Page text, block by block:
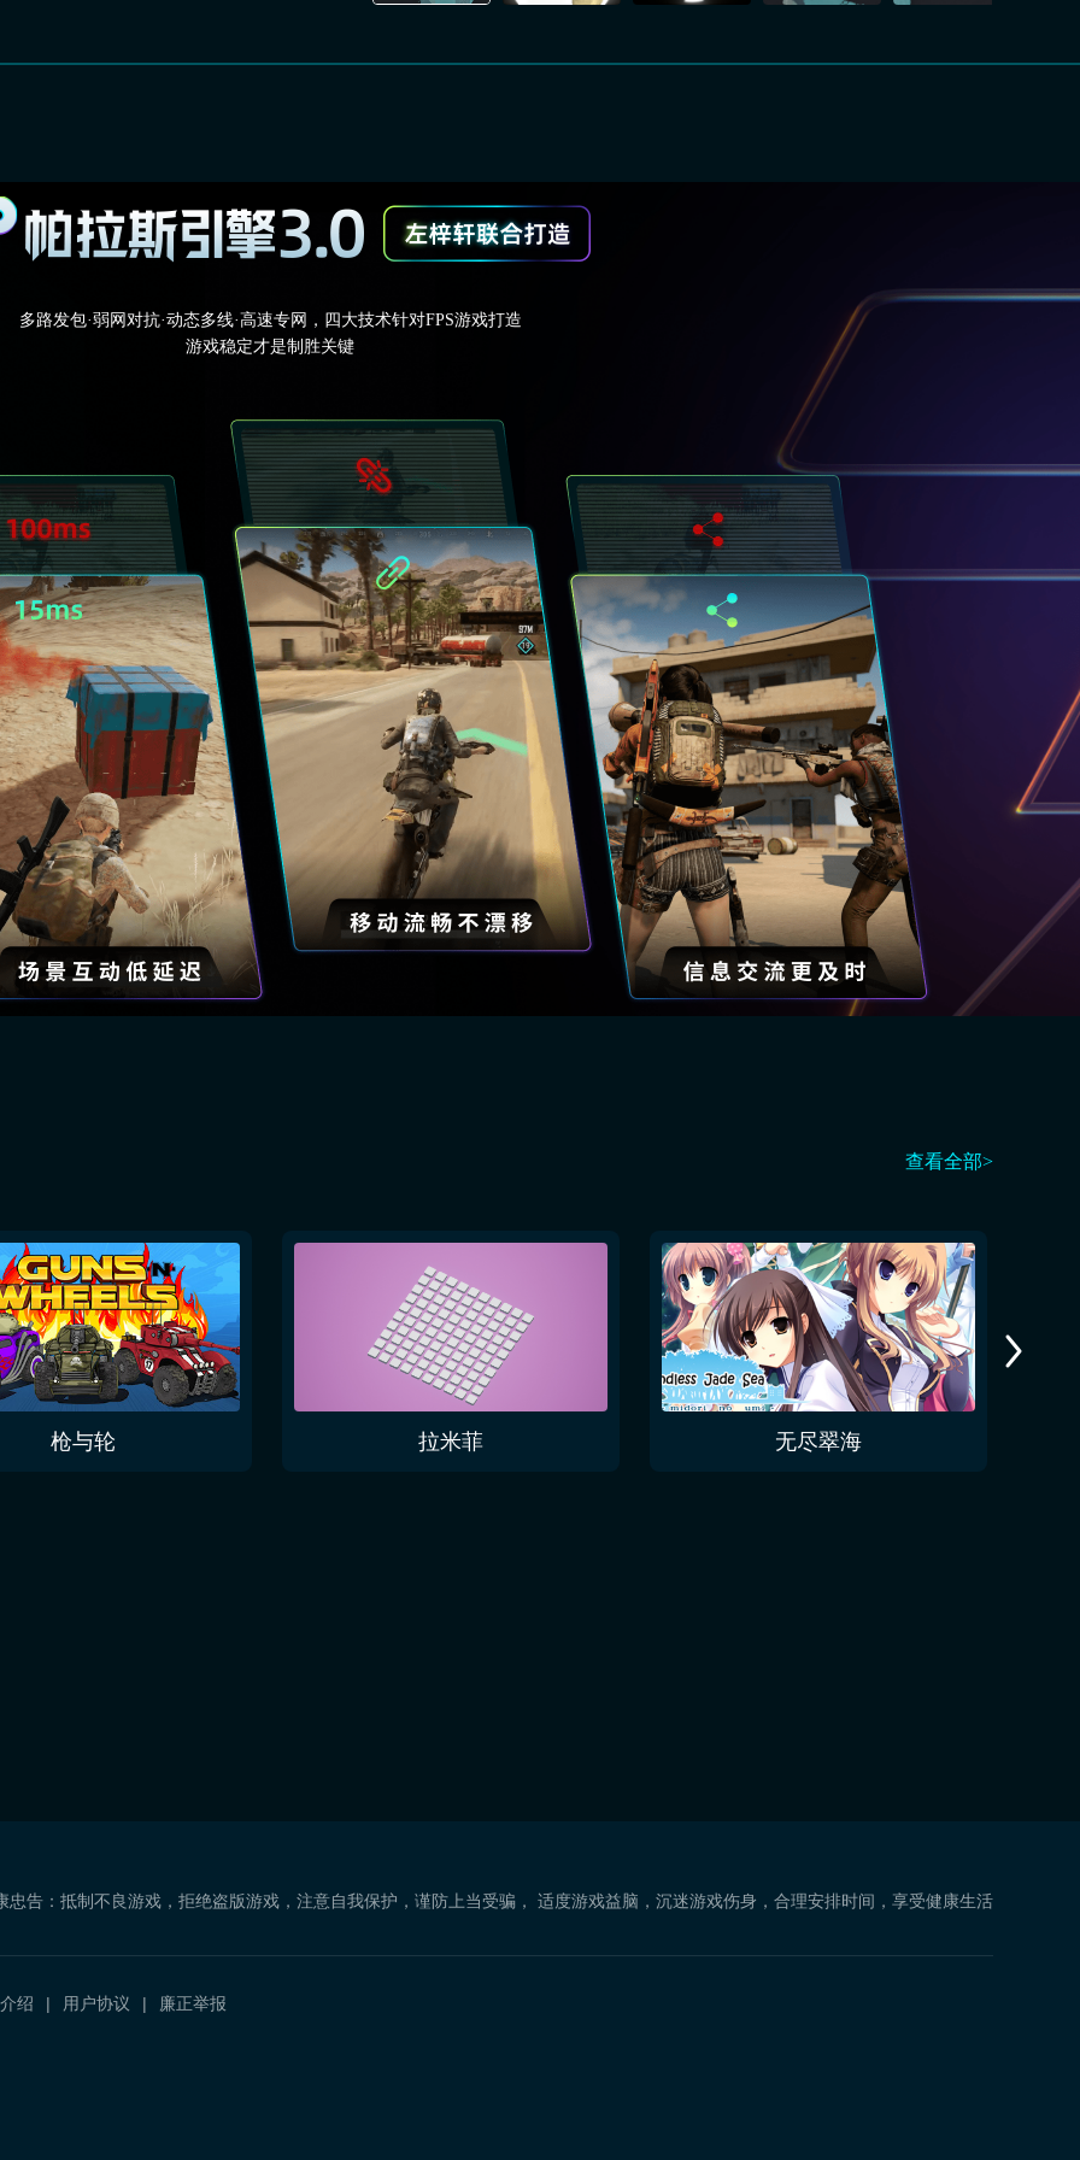
多路发包·弱网对抗·动态多线·高速专网，四大技术针对FPS游戏打造
游戏稳定才是制胜关键
查看全部>
枪与轮 拉米菲 无尽翠海
忠告：抵制不良游戏，拒绝盗版游戏，注意自我保护，谨防上当受骗， 适度游戏益脑，沉迷游戏伤身，合理安排时间，享受健康生活
绍 用户协议 廉正举报